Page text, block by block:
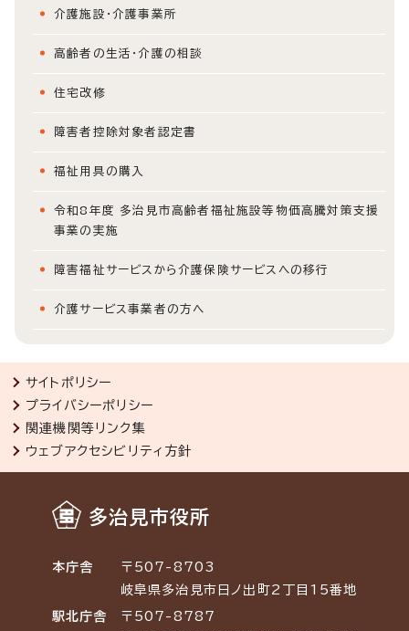
介護施設・介護事業所
高齢者の生活・介護の相談
住宅改修
障害者控除対象者認定書
福祉用具の購入
令和8年度 多治見市高齢者福祉施設等物価高騰対策支援
事業の実施
障害福祉サービスから介護保険サービスへの移行
介護サービス事業者の方へ
サイトポリシー
プライバシーポリシー
関連機関等リンク集
ウェブアクセシビリティ方針
多治見市役所
本庁舎
〒507-8703
岐阜県多治見市日ノ出町2丁目15番地
駅北庁舎
〒507-8787